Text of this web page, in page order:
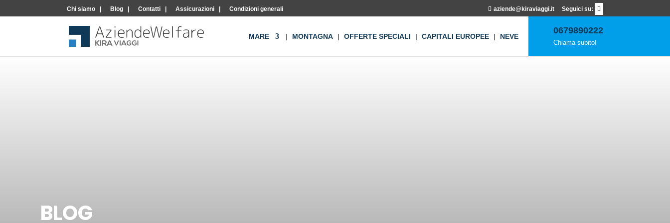
aziende@kiraviaggi.it
Chi siamo Blog Contatti Assicurazioni Condizioni generali
0679890222
Chiama subito!
MARE MONTAGNA OFFERTE SPECIALI CAPITALI EUROPEE NEVE
BLOG